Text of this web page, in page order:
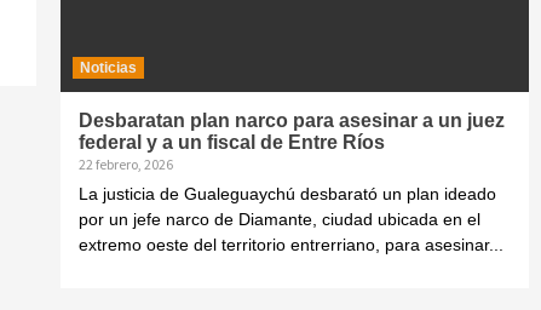
Noticias
Desbaratan plan narco para asesinar a un juez
federal y a un fiscal de Entre Ríos
22 febrero, 2026
La justicia de Gualeguaychú desbarató un plan ideado
por un jefe narco de Diamante, ciudad ubicada en el
extremo oeste del territorio entrerriano, para asesinar...